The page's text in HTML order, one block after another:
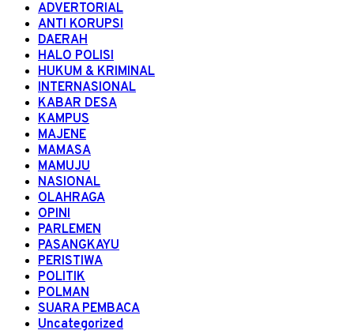
ADVERTORIAL
ANTI KORUPSI
DAERAH
HALO POLISI
HUKUM & KRIMINAL
INTERNASIONAL
KABAR DESA
KAMPUS
MAJENE
MAMASA
MAMUJU
NASIONAL
OLAHRAGA
OPINI
PARLEMEN
PASANGKAYU
PERISTIWA
POLITIK
POLMAN
SUARA PEMBACA
Uncategorized